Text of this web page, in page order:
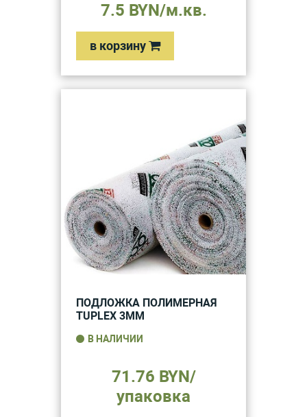
7.5 BYN/м.кв.
в корзину
ПОДЛОЖКА ПОЛИМЕРНАЯ
TUPLEX 3ММ
В НАЛИЧИИ
71.76 BYN/
упаковка